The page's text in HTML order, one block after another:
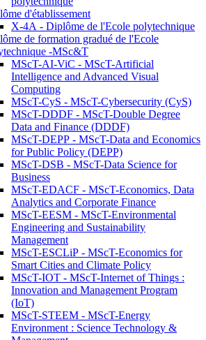
d'établissement
X-4A - Diplôme de l'Ecole polytechnique
de formation gradué de l'Ecole
-MSc&T
MScT-AI-ViC - MScT-Artificial
Intelligence and Advanced Visual
Computing
MScT-CyS - MScT-Cybersecurity (CyS)
MScT-DDDF - MScT-Double Degree
Data and Finance (DDDF)
MScT-DEPP - MScT-Data and Economics
for Public Policy (DEPP)
MScT-DSB - MScT-Data Science for
Business
MScT-EDACF - MScT-Economics, Data
Analytics and Corporate Finance
MScT-EESM - MScT-Environmental
Engineering and Sustainability
Management
MScT-ESCLiP - MScT-Economics for
Smart Cities and Climate Policy
MScT-IOT - MScT-Internet of Things :
Innovation and Management Program
(IoT)
MScT-STEEM - MScT-Energy
Environment : Science Technology &